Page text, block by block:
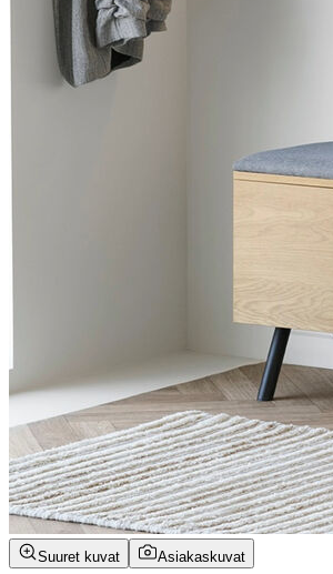
Suuret kuvat Asiakaskuvat